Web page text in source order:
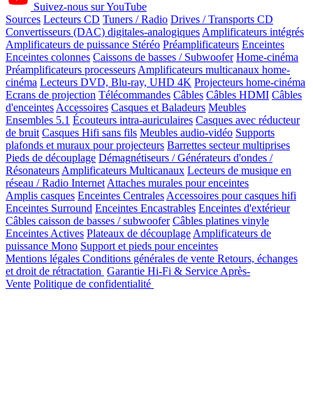
Suivez-nous sur YouTube
Sources Lecteurs CD Tuners / Radio Drives / Transports CD
Convertisseurs (DAC) digitales-analogiques Amplificateurs intégrés
Amplificateurs de puissance Stéréo Préamplificateurs Enceintes
Enceintes colonnes Caissons de basses / Subwoofer Home-cinéma
Préamplificateurs processeurs Amplificateurs multicanaux home-
cinéma Lecteurs DVD, Blu-ray, UHD 4K Projecteurs home-cinéma
Ecrans de projection Télécommandes Câbles Câbles HDMI Câbles
d'enceintes Accessoires Casques et Baladeurs Meubles
Ensembles 5.1 Écouteurs intra-auriculaires Casques avec réducteur
de bruit Casques Hifi sans fils Meubles audio-vidéo Supports
plafonds et muraux pour projecteurs Barrettes secteur multiprises
Pieds de découplage Démagnétiseurs / Générateurs d'ondes /
Résonateurs Amplificateurs Multicanaux Lecteurs de musique en
réseau / Radio Internet Attaches murales pour enceintes
Amplis casques Enceintes Centrales Accessoires pour casques hifi
Enceintes Surround Enceintes Encastrables Enceintes d'extérieur
Câbles caisson de basses / subwoofer Câbles platines vinyle
Enceintes Actives Plateaux de découplage Amplificateurs de
puissance Mono Support et pieds pour enceintes
Mentions légales Conditions générales de vente Retours, échanges
et droit de rétractation Garantie Hi-Fi & Service Après-
Vente Politique de confidentialité